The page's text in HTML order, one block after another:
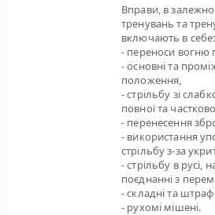
Вправи, в
тренувань та
включають в себе:
- переноси вогню
- основні та
положення,
- стрільбу зі
повної та
- перенесення
- використання
стрільбу з-за
- стрільбу в русі,
поєднанні з
- складні та
- рухомі мішені.